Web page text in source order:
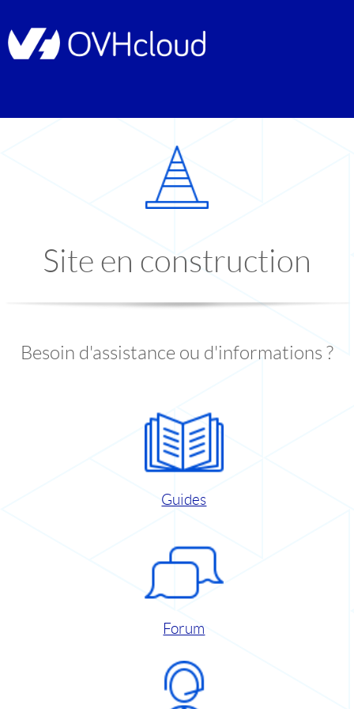
Site en construction
Besoin d'assistance ou d'informations ?
Guides
Forum